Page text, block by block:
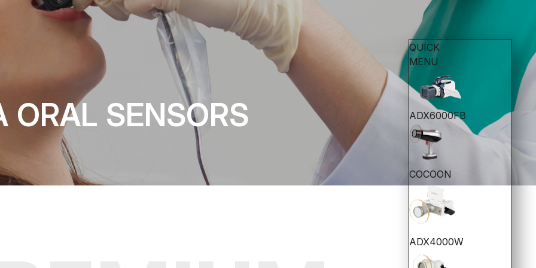
QUICK
MENU
ADX6000FB
COCOON
ADX4000W
ORAL SENSORS